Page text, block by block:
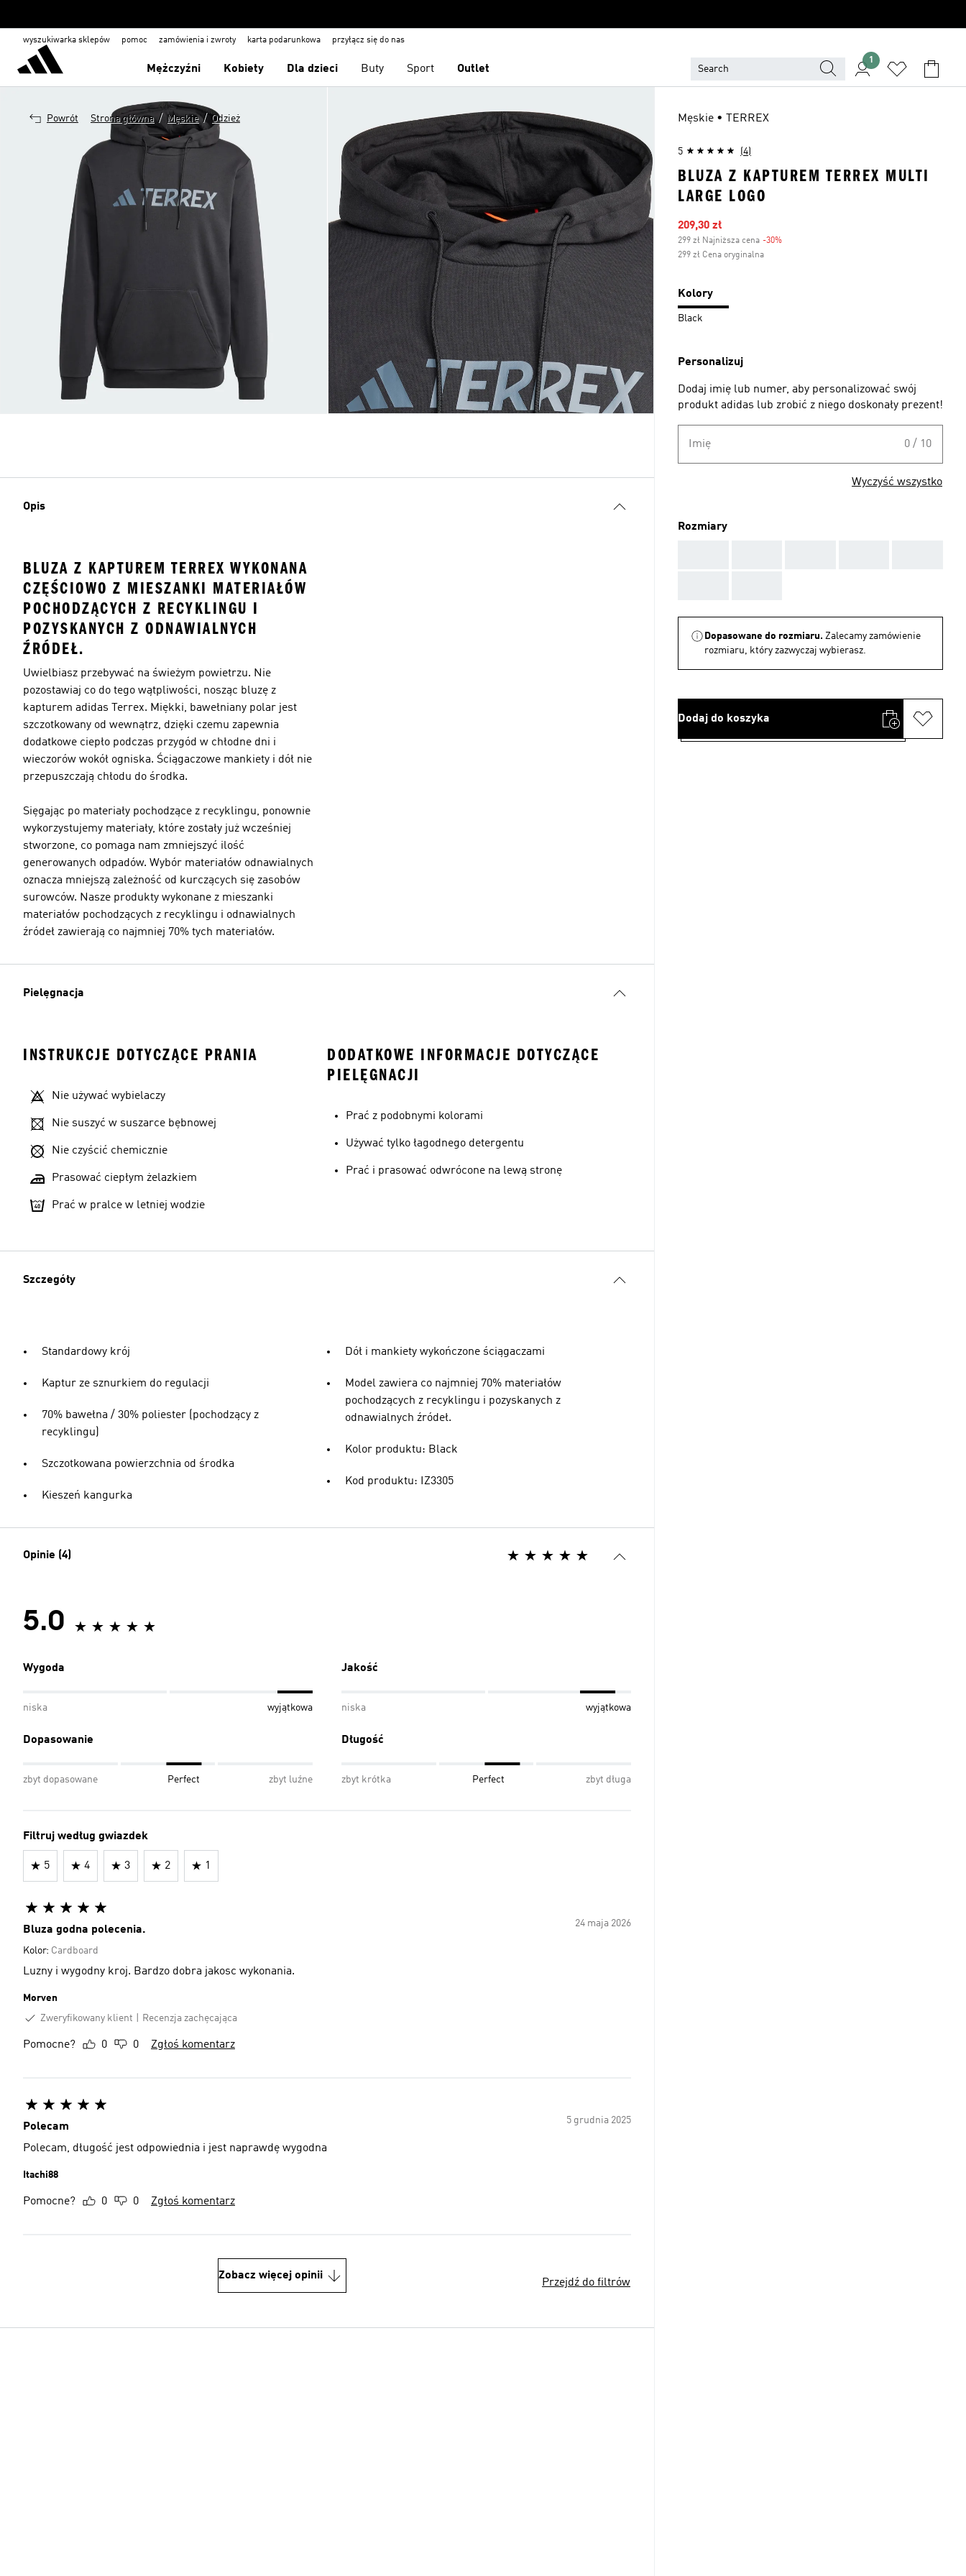
wyszukiwarka sklepów pomoc zamówienia i zwroty karta podarunkowa przyłącz się do nas
Mężczyźni Kobiety Dla dzieci Buty Sport Outlet
1
Powrót Strona główna / Męskie / Odzież
Opis
BLUZA Z KAPTUREM TERREX WYKONANA
CZĘŚCIOWO Z MIESZANKI MATERIAŁÓW
POCHODZĄCYCH Z RECYKLINGU I
POZYSKANYCH Z ODNAWIALNYCH
ŹRÓDEŁ.
Uwielbiasz przebywać na świeżym powietrzu. Nie
pozostawiaj co do tego wątpliwości, nosząc bluzę z
kapturem adidas Terrex. Miękki, bawełniany polar jest
szczotkowany od wewnątrz, dzięki czemu zapewnia
dodatkowe ciepło podczas przygód w chłodne dni i
wieczorów wokół ogniska. Ściągaczowe mankiety i dół nie
przepuszczają chłodu do środka.
Sięgając po materiały pochodzące z recyklingu, ponownie
wykorzystujemy materiały, które zostały już wcześniej
stworzone, co pomaga nam zmniejszyć ilość
generowanych odpadów. Wybór materiałów odnawialnych
oznacza mniejszą zależność od kurczących się zasobów
surowców. Nasze produkty wykonane z mieszanki
materiałów pochodzących z recyklingu i odnawialnych
źródeł zawierają co najmniej 70% tych materiałów.
Pielęgnacja
INSTRUKCJE DOTYCZĄCE PRANIA
Nie używać wybielaczy
Nie suszyć w suszarce bębnowej
Nie czyścić chemicznie
Prasować ciepłym żelazkiem
Prać w pralce w letniej wodzie
DODATKOWE INFORMACJE DOTYCZĄCE
PIELĘGNACJI
Prać z podobnymi kolorami
Używać tylko łagodnego detergentu
Prać i prasować odwrócone na lewą stronę
Szczegóły
Standardowy krój
Kaptur ze sznurkiem do regulacji
70% bawełna / 30% poliester (pochodzący z
recyklingu)
Szczotkowana powierzchnia od środka
Kieszeń kangurka
Dół i mankiety wykończone ściągaczami
Model zawiera co najmniej 70% materiałów
pochodzących z recyklingu i pozyskanych z
odnawialnych źródeł.
Kolor produktu: Black
Kod produktu: IZ3305
Opinie (4)
5.0
Wygoda
niska wyjątkowa
Jakość
niska wyjątkowa
Dopasowanie
zbyt dopasowane Perfect zbyt luźne
Długość
zbyt krótka Perfect zbyt długa
Filtruj według gwiazdek
5 4 3 2 1
24 maja 2026
Bluza godna polecenia.
Kolor: Cardboard
Luzny i wygodny kroj. Bardzo dobra jakosc wykonania.
Morven
Zweryfikowany klient
Recenzja zachęcająca
Pomocne? 0 0 Zgłoś komentarz
5 grudnia 2025
Polecam
Polecam, długość jest odpowiednia i jest naprawdę wygodna
Itachi88
Pomocne? 0 0 Zgłoś komentarz
Zobacz więcej opinii
Przejdź do filtrów
Męskie • TERREX
5 (4)
BLUZA Z KAPTUREM TERREX MULTI
LARGE LOGO
Ceny na wyprzedaży
209,30 zł
299 zł Najniższa cena -30%
299 zł Cena oryginalna
Kolory
Black
Personalizuj
Dodaj imię lub numer, aby personalizować swój
produkt adidas lub zrobić z niego doskonały prezent!
Imię 0 / 10
Wyczyść wszystko
Rozmiary
Dopasowane do rozmiaru. Zalecamy zamówienie
rozmiaru, który zazwyczaj wybierasz.
Dodaj do koszyka